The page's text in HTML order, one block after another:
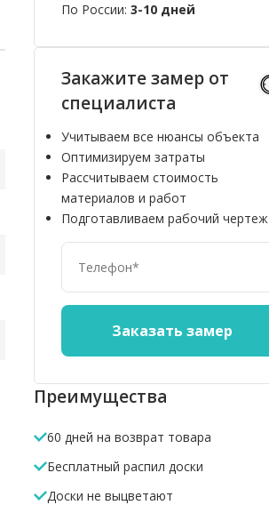
По России: 3-10 дней
Закажите замер от
специалиста
Учитываем все нюансы объекта
Оптимизируем затраты
Рассчитываем стоимость
материалов и работ
Подготавливаем рабочий чертеж
Преимущества
60 дней на возврат товара
Бесплатный распил доски
Доски не выцветают